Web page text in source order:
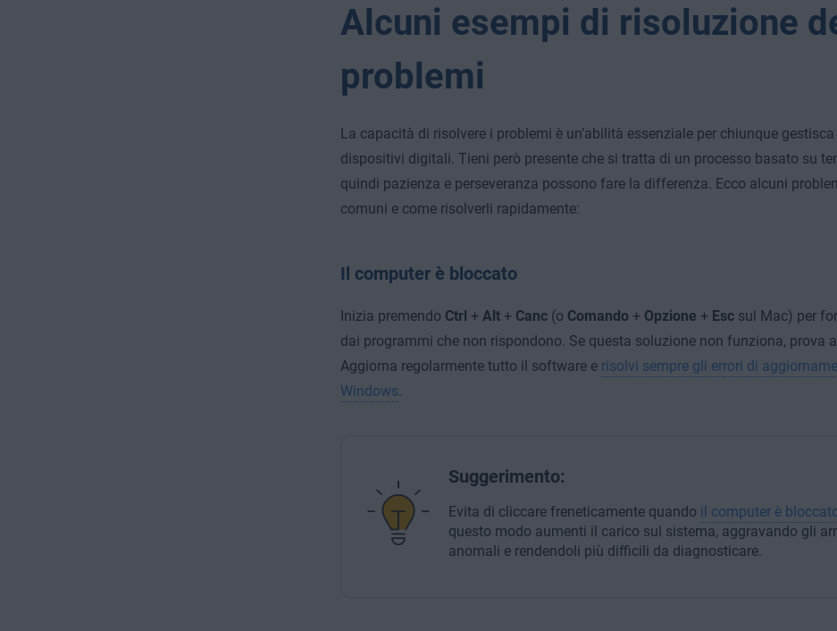
Alcuni esempi di risoluzione
problemi
La capacità di risolvere i problemi è un’abilità essenziale per chiunque
dispositivi digitali. Tieni però presente che si tratta di un processo basato su
quindi pazienza e perseveranza possono fare la differenza. Ecco alcuni
comuni e come risolverli rapidamente:
Il computer è bloccato
Inizia premendo Ctrl + Alt+ Canc(o Comando+ Opzione + Escsul Mac) per
dai programmi che non rispondono. Se questa soluzione non funziona, prova
Aggiorna regolarmente tutto il software e risolvi sempre gli errori di
Windows.
Suggerimento:
Evita di cliccare freneticamente quando il computer è
questo modo aumenti il carico sul sistema, aggravando gli
anomali e rendendoli più difficili da diagnosticare.